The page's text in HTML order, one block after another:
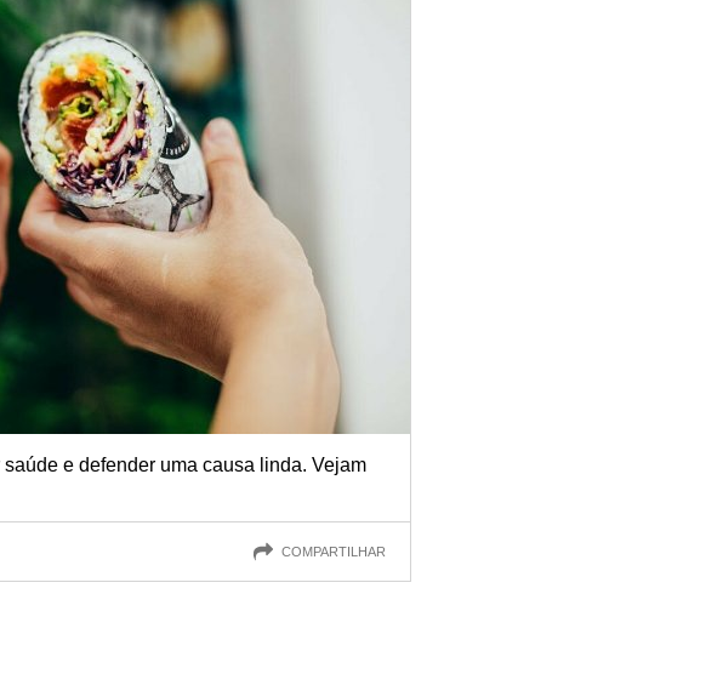
e defender uma causa linda. Vejam
COMPARTILHAR